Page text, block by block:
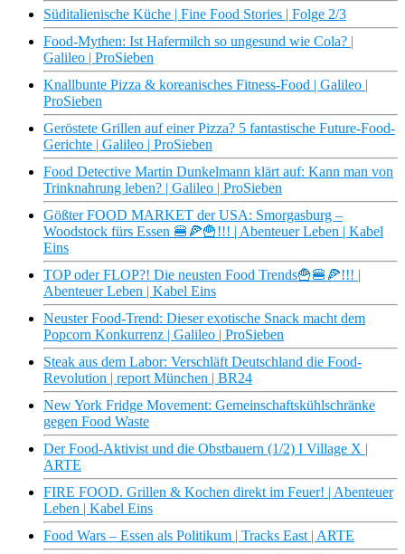
Süditalienische Küche | Fine Food Stories | Folge 2/3
Food-Mythen: Ist Hafermilch so ungesund wie Cola? |
Galileo | ProSieben
Knallbunte Pizza & koreanisches Fitness-Food | Galileo |
ProSieben
Geröstete Grillen auf einer Pizza? 5 fantastische Future-Food-
Gerichte | Galileo | ProSieben
Food Detective Martin Dunkelmann klärt auf: Kann man von
Trinknahrung leben? | Galileo | ProSieben
Gößter FOOD MARKET der USA: Smorgasburg –
Woodstock fürs Essen 🍔🍕🍟!!! | Abenteuer Leben | Kabel
Eins
TOP oder FLOP?! Die neusten Food Trends🍟🍔🍕!!! |
Abenteuer Leben | Kabel Eins
Neuster Food-Trend: Dieser exotische Snack macht dem
Popcorn Konkurrenz | Galileo | ProSieben
Steak aus dem Labor: Verschläft Deutschland die Food-
Revolution | report München | BR24
New York Fridge Movement: Gemeinschaftskühlschränke
gegen Food Waste
Der Food-Aktivist und die Obstbauern (1/2) I Village X |
ARTE
FIRE FOOD. Grillen & Kochen direkt im Feuer! | Abenteuer
Leben | Kabel Eins
Food Wars – Essen als Politikum | Tracks East | ARTE